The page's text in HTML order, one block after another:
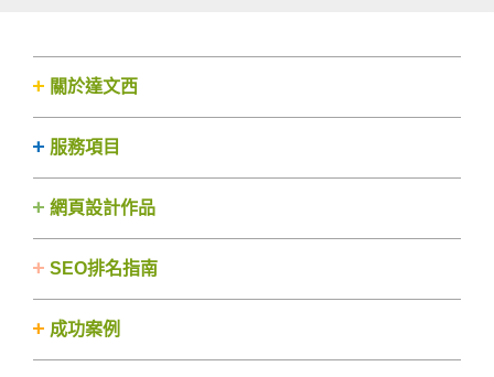
關於達文西
服務項目
網頁設計作品
SEO排名指南
成功案例